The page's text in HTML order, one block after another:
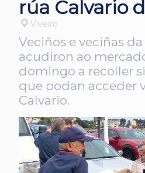
rúa Calvario
Viveiro
Veciños e veciñas
acudiron ao
domingo a recoller
que podan acceder
Calvario.